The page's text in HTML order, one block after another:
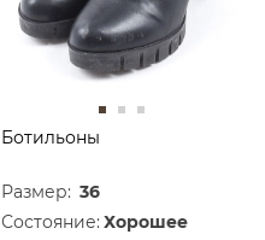
Ботильоны
Размер: 36
Состояние: Хорошее